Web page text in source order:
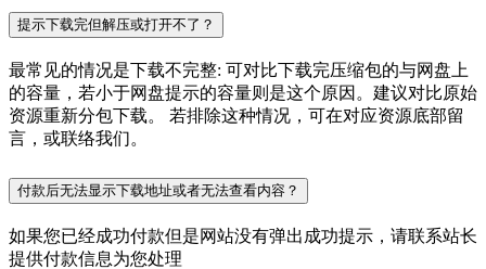
提示下载完但解压或打开不了？
最常见的情况是下载不完整: 可对比下载完压缩包的与网盘上
的容量，若小于网盘提示的容量则是这个原因。建议对比原始
资源重新分包下载。 若排除这种情况，可在对应资源底部留
言，或联络我们。
付款后无法显示下载地址或者无法查看内容？
如果您已经成功付款但是网站没有弹出成功提示，请联系站长
提供付款信息为您处理